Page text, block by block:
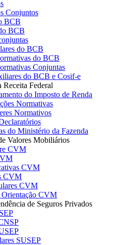
Conjuntos
BCB
BCB
do BCB
do BCB
Conjuntas
do BCB e Cosif-e
Receita Federal
do Imposto de Renda
Normativas
Normativos
do Ministério da Fazenda
Valores Mobiliários
CVM
CVM
CVM
CVM
Orientação CVM
de Seguros Privados
SUSEP